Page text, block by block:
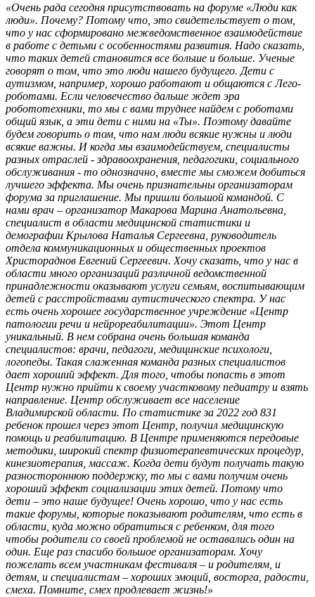
«Очень рада сегодня присутствовать на форуме «Люди как
люди». Почему? Потому что, это свидетельствует о том,
что у нас сформировано межведомственное взаимодействие
в работе с детьми с особенностями развития. Надо сказать,
что таких детей становится все больше и больше. Ученые
говорят о том, что это люди нашего будущего. Дети с
аутизмом, например, хорошо работают и общаются с Лего-
роботами. Если человечество дальше ждет эра
робототехники, то мы с вами труднее найдем с роботами
общий язык, а эти дети с ними на «Ты». Поэтому давайте
будем говорить о том, что нам люди всякие нужны и люди
всякие важны. И когда мы взаимодействуем, специалисты
разных отраслей - здравоохранения, педагогики, социального
обслуживания - то однозначно, вместе мы сможем добиться
лучшего эффекта. Мы очень признательны организаторам
форума за приглашение. Мы пришли большой командой. С
нами врач – организатор Макарова Марина Анатольевна,
специалист в области медицинской статистики и
демографии Крылова Наталья Сергеевна, руководитель
отдела коммуникационных и общественных проектов
Христораднов Евгений Сергеевич. Хочу сказать, что у нас в
области много организаций различной ведомственной
принадлежности оказывают услуги семьям, воспитывающим
детей с расстройствами аутистического спектра. У нас
есть очень хорошее государственное учреждение «Центр
патологии речи и нейрореабилитации». Этот Центр
уникальный. В нем собрана очень большая команда
специалистов: врачи, педагоги, медицинские психологи,
логопеды. Такая слаженная команда разных специалистов
дает хороший эффект. Для того, чтобы попасть в этот
Центр нужно прийти к своему участковому педиатру и взять
направление. Центр обслуживает все население
Владимирской области. По статистике за 2022 год 831
ребенок прошел через этот Центр, получил медицинскую
помощь и реабилитацию. В Центре применяются передовые
методики, широкий спектр физиотерапевтических процедур,
кинезиотерапия, массаж. Когда дети будут получать такую
разностороннюю поддержку, то мы с вами получим очень
хороший эффект социализации этих детей. Потому что
дети – это наше будущее! Очень хорошо, что у нас есть
такие форумы, которые показывают родителям, что есть в
области, куда можно обратиться с ребенком, для того
чтобы родители со своей проблемой не оставались один на
один. Еще раз спасибо большое организаторам. Хочу
пожелать всем участникам фестиваля – и родителям, и
детям, и специалистам – хороших эмоций, восторга, радости,
смеха. Помните, смех продлевает жизнь!»